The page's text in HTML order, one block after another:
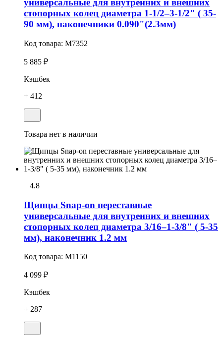
универсальные для внутренних и внешних
стопорных колец диаметра 1-1/2–3-1/2" ( 35-
90 мм), наконечники 0.090"(2.3мм)
Код товара: M7352
5 885 ₽
Кэшбек
+ 412
Товара нет в наличии
4.8
Щипцы Snap-on переставные
универсальные для внутренних и внешних
стопорных колец диаметра 3/16–1-3/8" ( 5-35
мм), наконечник 1.2 мм
Код товара: M1150
4 099 ₽
Кэшбек
+ 287